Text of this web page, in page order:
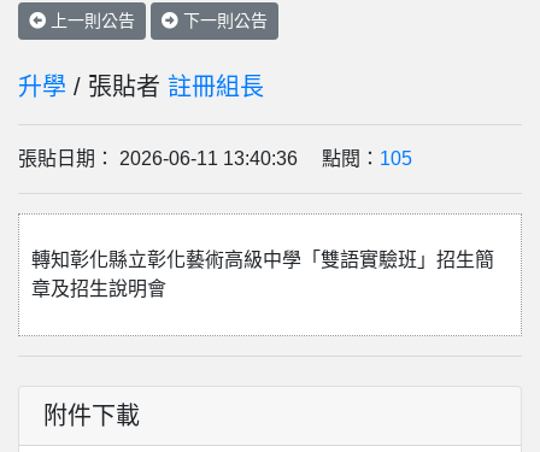
上一則公告 下一則公告
升學 / 張貼者 註冊組長
張貼日期： 2026-06-11 13:40:36 點閱： 105
轉知彰化縣立彰化藝術高級中學「雙語實驗班」招生簡
章及招生說明會
附件下載